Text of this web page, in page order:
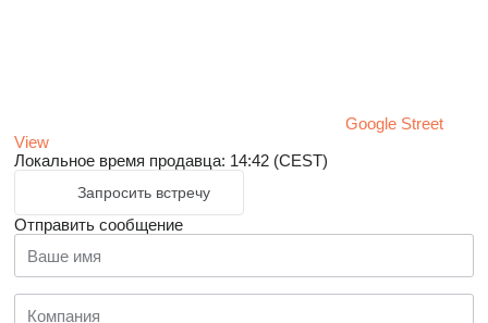
Google Street
View
Локальное время продавца: 14:42 (CEST)
Запросить встречу
Отправить сообщение